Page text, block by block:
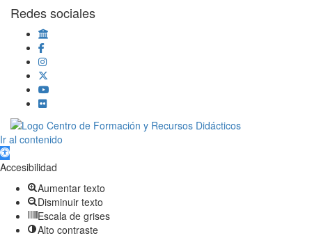
Redes sociales
Scroll
Up
Ir al contenido
Abrir barra de herramientas
Accesibilidad
Aumentar texto
Disminuir texto
Escala de grises
Alto contraste